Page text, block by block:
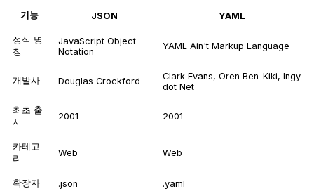
기능 JSON YAML
정식 명
칭
JavaScript Object
Notation
YAML Ain't Markup Language
개발사 Douglas Crockford
Clark Evans, Oren Ben-Kiki, Ingy
dot Net
최초 출
시
2001 2001
카테고
리
Web Web
확장자 .json .yaml